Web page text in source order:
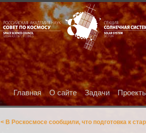
Главная О сайте Задачи
< В Роскосмосе сообщили, что подготовка к